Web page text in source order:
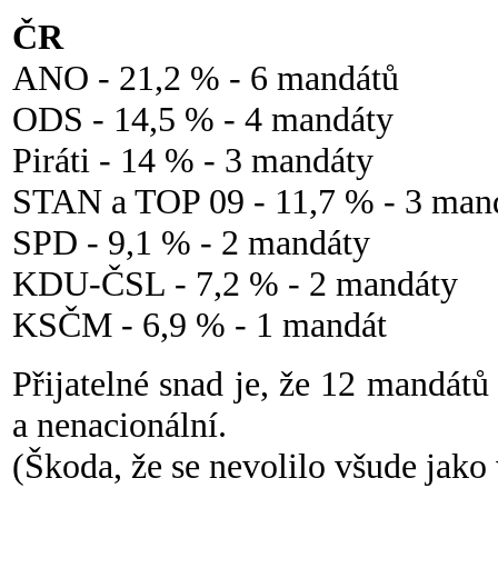
ČR
ANO - 21,2 % - 6 mandátů
ODS - 14,5 % - 4 mandáty
Piráti - 14 % - 3 mandáty
STAN a TOP 09 - 11,7 % - 3
SPD - 9,1 % - 2 mandáty
KDU-ČSL - 7,2 % - 2 mandáty
KSČM - 6,9 % - 1 mandát
Přijatelné snad je, že 12
a nenacionální.
(Škoda, že se nevolilo všude